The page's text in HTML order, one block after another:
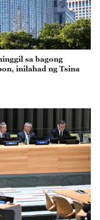
sa bagong
inilahad ng Tsina